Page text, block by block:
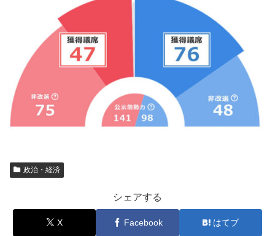
政治・経済
シェアする
X Facebook はてブ